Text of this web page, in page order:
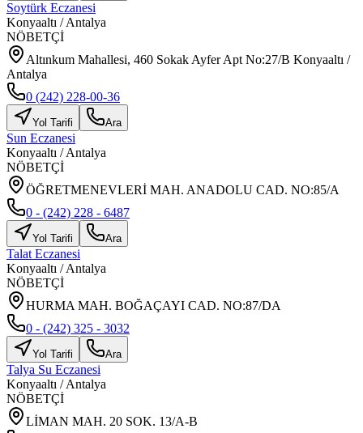
Soytürk Eczanesi
Konyaaltı /Antalya
NÖBETÇİ
Altınkum Mahallesi, 460 Sokak Ayfer Apt No:27/B Konyaaltı /
Antalya
0 (242) 228-00-36
Yol Tarifi Ara
Sun Eczanesi
Konyaaltı /Antalya
NÖBETÇİ
ÖĞRETMENEVLERİ MAH. ANADOLU CAD. NO:85/A
0 - (242) 228 - 6487
Yol Tarifi Ara
Talat Eczanesi
Konyaaltı /Antalya
NÖBETÇİ
HURMA MAH. BOĞAÇAYI CAD. NO:87/DA
0 - (242) 325 - 3032
Yol Tarifi Ara
Talya Su Eczanesi
Konyaaltı /Antalya
NÖBETÇİ
LİMAN MAH. 20 SOK. 13/A-B